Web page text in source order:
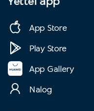
App Store
Play Store
App Gallery
Nalog